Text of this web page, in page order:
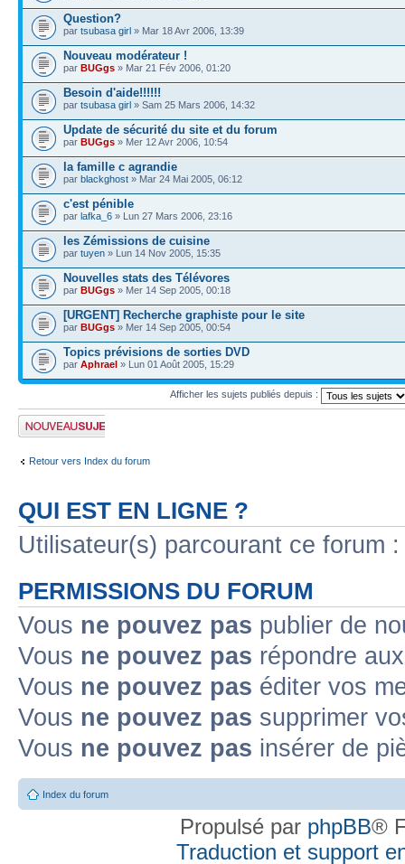
Question?
par tsubasa girl » Mar 18 Avr 2006, 13:39
Nouveau modérateur !
par BUGgs » Mar 21 Fév 2006, 01:20
Besoin d'aide!!!!!!
par tsubasa girl » Sam 25 Mars 2006, 14:32
Update de sécurité du site et du forum
par BUGgs » Mer 12 Avr 2006, 10:54
la famille c agrandie
par blackghost » Mar 24 Mai 2005, 06:12
c'est pénible
par lafka_6 » Lun 27 Mars 2006, 23:16
les Zémissions de cuisine
par tuyen » Lun 14 Nov 2005, 15:35
Nouvelles stats des Télévores
par BUGgs » Mer 14 Sep 2005, 00:18
[URGENT] Recherche graphiste pour le site
par BUGgs » Mer 14 Sep 2005, 00:54
Topics prévisions de sorties DVD
par Aphrael » Lun 01 Août 2005, 15:29
Afficher les sujets publiés depuis :
Publier un nouveau
sujet
Retour vers Index du forum
QUI EST EN LIGNE ?
Utilisateur(s) parcourant ce forum
PERMISSIONS DU FORUM
Vous ne pouvez pas publier de
Vous ne pouvez pas répondre
Vous ne pouvez pas éditer vos
Vous ne pouvez pas supprimer
Vous ne pouvez pas insérer de
Index du forum
Propulsé par phpBB®
Traduction et support